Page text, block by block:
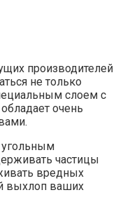
производителей
не только
слоем с
очень
угольным
частицы
вредных
выхлоп ваших